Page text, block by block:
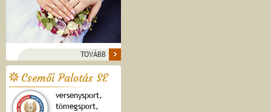
TOVÁBB
Csemői Palotás SE
versenysport,
tömegsport,